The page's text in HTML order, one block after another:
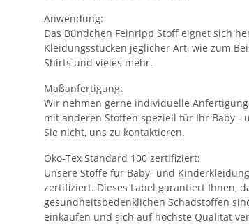
Anwendung:
Das Bündchen Feinripp Stoff eignet sich
Kleidungsstücken jeglicher Art, wie zum
Shirts und vieles mehr.
Maßanfertigung:
Wir nehmen gerne individuelle
mit anderen Stoffen speziell für Ihr Baby -
Sie nicht, uns zu kontaktieren.
Öko-Tex Standard 100 zertifiziert:
Unsere Stoffe für Baby- und
zertifiziert. Dieses Label garantiert Ihnen,
gesundheitsbedenklichen Schadstoffen
einkaufen und sich auf höchste Qualität